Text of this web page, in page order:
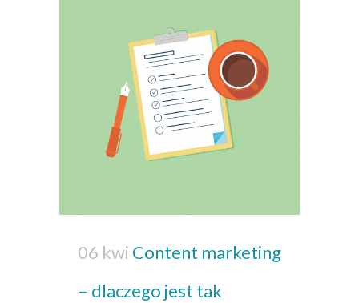
06 kwi Content marketing
– dlaczego jest tak